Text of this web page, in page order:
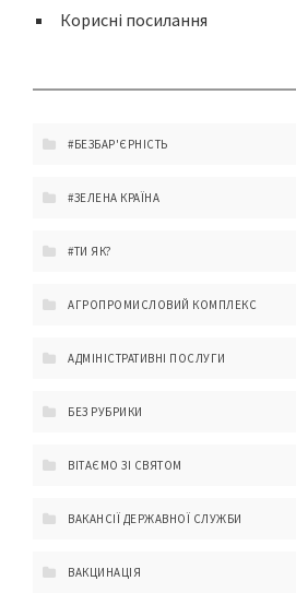
Корисні посилання
#БЕЗБАР'ЄРНІСТЬ
#ЗЕЛЕНА КРАЇНА
#ТИ ЯК?
АГРОПРОМИСЛОВИЙ КОМПЛЕКС
АДМІНІСТРАТИВНІ ПОСЛУГИ
БЕЗ РУБРИКИ
ВІТАЄМО ЗІ СВЯТОМ
ВАКАНСІЇ ДЕРЖАВНОЇ СЛУЖБИ
ВАКЦИНАЦІЯ